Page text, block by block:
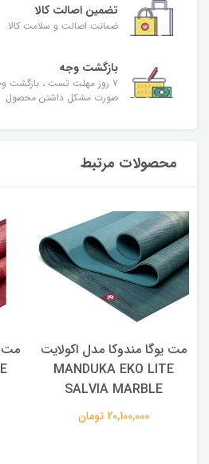
تضمین اصالت کالا
ضمانت اصالت و سلامت کالا
بازگشت وجه
7 روز مهلت تست ، بازگشت
صورت مشکل داشتن محصول
محصولات مرتبط
مت یوگا مندوکا مدل اکولایت
MANDUKA EKO LITE
SALVIA MARBLE
20,100,000 تومان
مت